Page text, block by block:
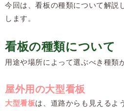
今回は、看板の種類について解説
します。
看板の種類について
用途や場所によって選ぶべき種類
屋外用の大型看板
大型看板は、道路からも見えるよ